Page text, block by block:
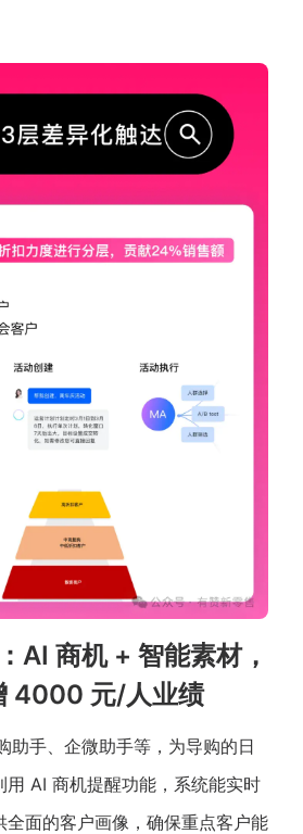
AI 商机 + 智能素材，
4000 元/人业绩
助手、企微助手等，为导购的日
用 AI 商机提醒功能，系统能实时
全面的客户画像，确保重点客户能